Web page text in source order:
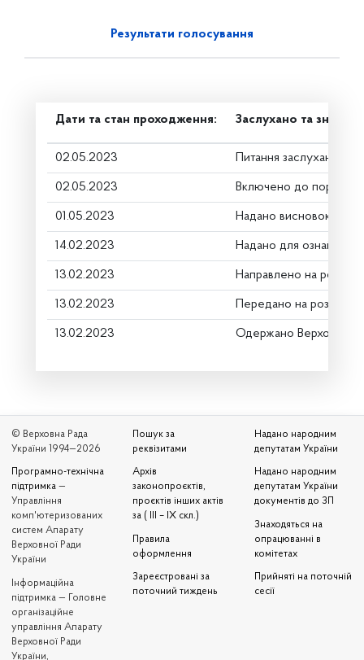
Результати голосування
Дати та стан проходження: Заслухано та знято з
02.05.2023 Питання заслухано
02.05.2023 Включено до порядку
01.05.2023 Надано висновок
14.02.2023 Надано для
13.02.2023 Направлено на
13.02.2023 Передано на розгляд
13.02.2023 Одержано Верховною
© Верховна Рада
України 1994—2026
Програмно-технічна
підтримка —
Управління
комп'ютеризованих
систем Апарату
Верховної Ради
України
Iнформаційна
підтримка — Головне
організаційне
управління Апарату
Верховної Ради
України,
Пошук за
реквізитами
Архів
законопроєктів,
проєктів інших актів
за ( III – IX скл.)
Правила
оформлення
Зареєстровані за
поточний тиждень
Надано народним
депутатам України
Надано народним
депутатам України
документів до ЗП
Знаходяться на
опрацюванні в
комітетах
Прийняті на поточній
сесії